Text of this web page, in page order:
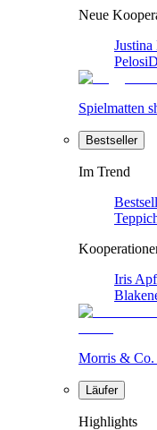
Neue
Pelosi
Spielmatten
Bestseller
Im Trend
Iris
Morris & Co.
Läufer
Highlights